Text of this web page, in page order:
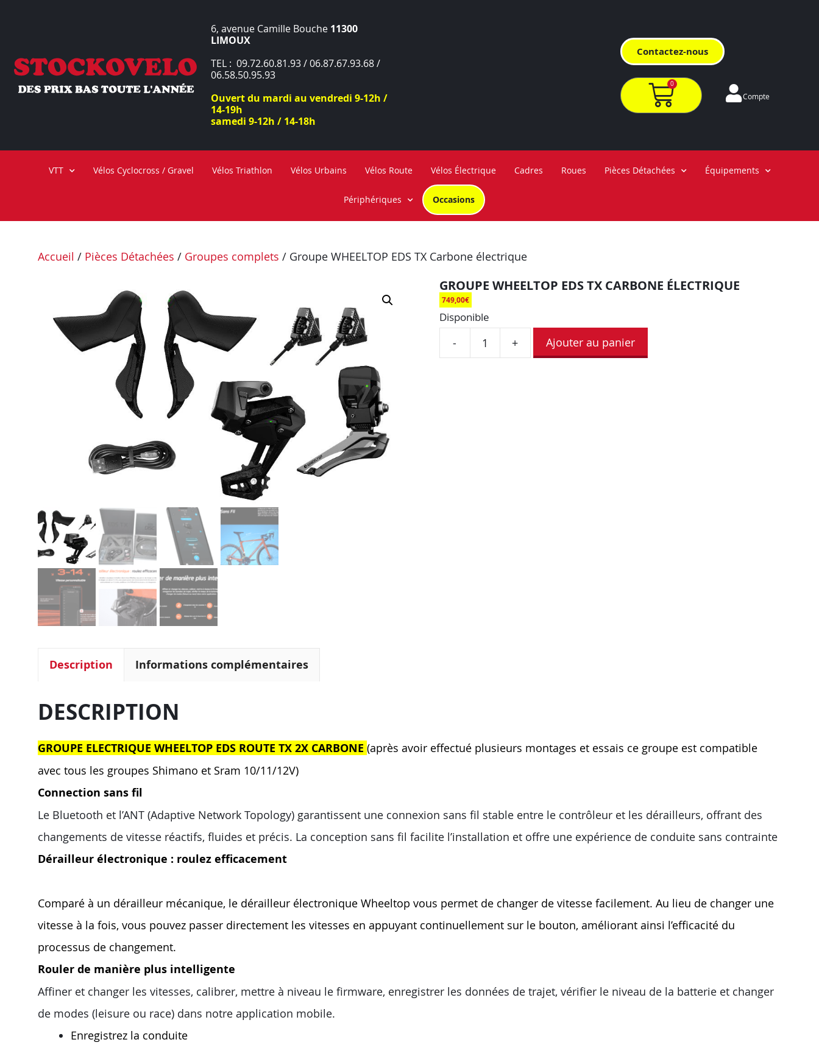
6, avenue Camille Bouche 11300
LIMOUX
TEL : 09.72.60.81.93 / 06.87.67.93.68 /
06.58.50.95.93
Ouvert du mardi au vendredi 9-12h /
14-19h
samedi 9-12h / 14-18h
Contactez-nous
0
Compte
VTT Vélos Cyclocross / Gravel Vélos Triathlon Vélos Urbains Vélos Route Vélos Électrique Cadres Roues Pièces Détachées Équipements
Périphériques Occasions
Accueil / Pièces Détachées / Groupes complets / Groupe WHEELTOP EDS TX Carbone électrique
GROUPE WHEELTOP EDS TX CARBONE ÉLECTRIQUE
749,00€
Disponible
- + Ajouter au panier
Description Informations complémentaires
DESCRIPTION
GROUPE ELECTRIQUE WHEELTOP EDS ROUTE TX 2X CARBONE (après avoir effectué plusieurs montages et essais ce groupe est compatible
avec tous les groupes Shimano et Sram 10/11/12V)
Connection sans fil
Le Bluetooth et l’ANT (Adaptive Network Topology) garantissent une connexion sans fil stable entre le contrôleur et les dérailleurs, offrant des
changements de vitesse réactifs, fluides et précis. La conception sans fil facilite l’installation et offre une expérience de conduite sans contrainte
Dérailleur électronique : roulez efficacement
Comparé à un dérailleur mécanique, le dérailleur électronique Wheeltop vous permet de changer de vitesse facilement. Au lieu de changer une
vitesse à la fois, vous pouvez passer directement les vitesses en appuyant continuellement sur le bouton, améliorant ainsi l’efficacité du
processus de changement.
Rouler de manière plus intelligente
Affiner et changer les vitesses, calibrer, mettre à niveau le firmware, enregistrer les données de trajet, vérifier le niveau de la batterie et changer
de modes (leisure ou race) dans notre application mobile.
Enregistrez la conduite